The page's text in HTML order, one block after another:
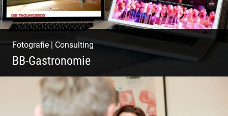
Fotografie|Consulting
BB-Gastronomie
Fotografie, Marketing & Design